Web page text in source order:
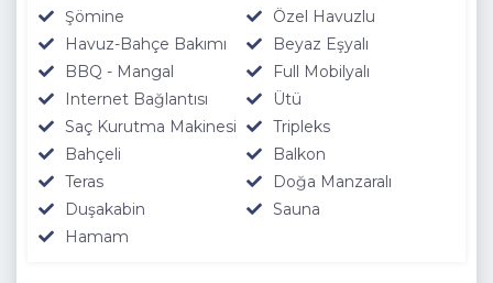
Şömine
Özel Havuzlu
Havuz-Bahçe Bakımı
Beyaz Eşyalı
BBQ - Mangal
Full Mobilyalı
Internet Bağlantısı
Ütü
Saç Kurutma Makinesi
Tripleks
Bahçeli
Balkon
Teras
Doğa Manzaralı
Duşakabin
Sauna
Hamam